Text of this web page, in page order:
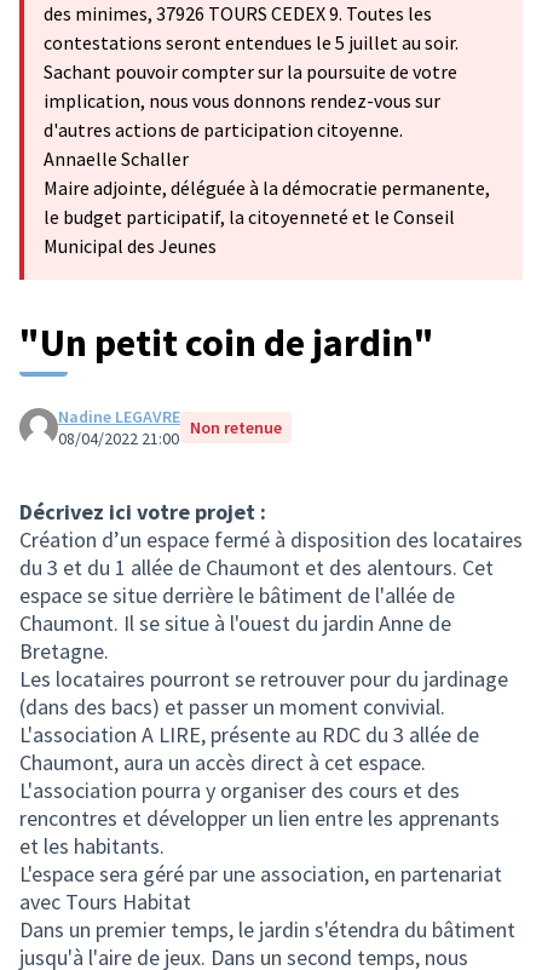
des minimes, 37926 TOURS CEDEX 9. Toutes les
contestations seront entendues le 5 juillet au soir.
Sachant pouvoir compter sur la poursuite de votre
implication, nous vous donnons rendez-vous sur
d'autres actions de participation citoyenne.
Annaelle Schaller
Maire adjointe, déléguée à la démocratie permanente,
le budget participatif, la citoyenneté et le Conseil
Municipal des Jeunes
"Un petit coin de jardin"
Nadine LEGAVRE
08/04/2022 21:00 Non retenue
Décrivez ici votre projet :
Création d’un espace fermé à disposition des locataires
du 3 et du 1 allée de Chaumont et des alentours. Cet
espace se situe derrière le bâtiment de l'allée de
Chaumont. Il se situe à l'ouest du jardin Anne de
Bretagne.
Les locataires pourront se retrouver pour du jardinage
(dans des bacs) et passer un moment convivial.
L'association A LIRE, présente au RDC du 3 allée de
Chaumont, aura un accès direct à cet espace.
L'association pourra y organiser des cours et des
rencontres et développer un lien entre les apprenants
et les habitants.
L'espace sera géré par une association, en partenariat
avec Tours Habitat
Dans un premier temps, le jardin s'étendra du bâtiment
jusqu'à l'aire de jeux. Dans un second temps, nous